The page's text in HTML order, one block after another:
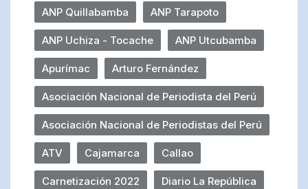
ANP Quillabamba ANP Tarapoto
ANP Uchiza - Tocache ANP Utcubamba
Apurímac Arturo Fernández
Asociación Nacional de Periodista del Perú
Asociación Nacional de Periodistas del Perú
ATV Cajamarca Callao
Carnetización 2022 Diario La República